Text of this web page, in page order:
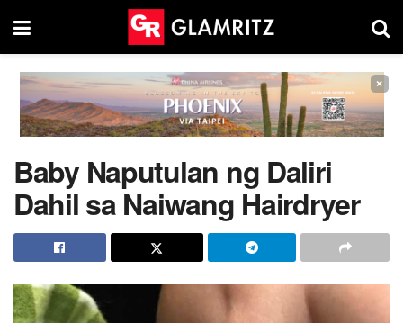
×
Baby Naputulan ng Daliri
Dahil sa Naiwang Hairdryer